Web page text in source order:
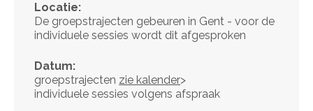
Locatie:
De groepstrajecten gebeuren in Gent - voor de
individuele sessies wordt dit afgesproken
Datum:
groepstrajecten zie kalender>
individuele sessies volgens afspraak